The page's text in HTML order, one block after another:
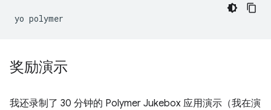
yo
奖励演示
我还录制了 30 分钟的 Polymer Jukebox 应用演示（我在演